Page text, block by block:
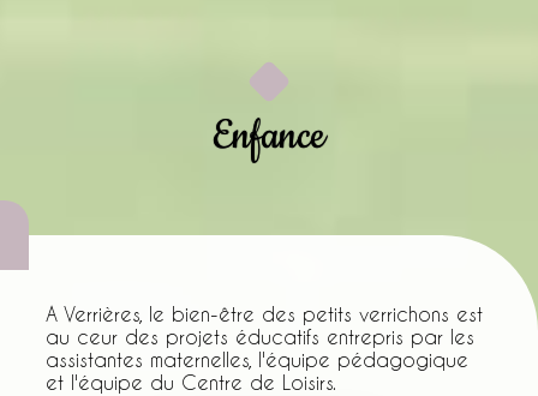
Enfance
A Verrières, le bien-être des petits verrichons est
au ceur des projets éducatifs entrepris par les
assistantes maternelles, l'équipe pédagogique
et l'équipe du Centre de Loisirs.